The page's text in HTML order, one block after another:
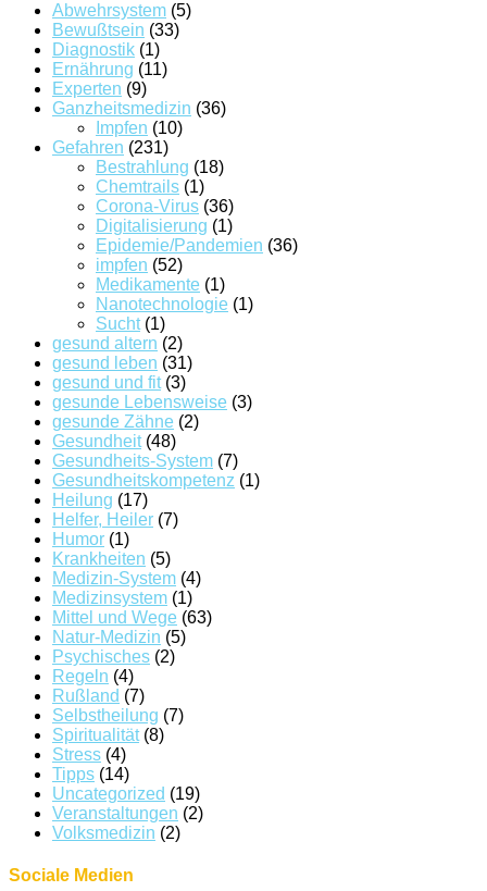
Abwehrsystem (5)
Bewußtsein (33)
Diagnostik (1)
Ernährung (11)
Experten (9)
Ganzheitsmedizin (36)
Impfen (10)
Gefahren (231)
Bestrahlung (18)
Chemtrails (1)
Corona-Virus (36)
Digitalisierung (1)
Epidemie/Pandemien (36)
impfen (52)
Medikamente (1)
Nanotechnologie (1)
Sucht(1)
gesund altern (2)
gesund leben (31)
gesund und fit(3)
gesunde Lebensweise (3)
gesunde Zähne (2)
Gesundheit(48)
Gesundheits-System (7)
Gesundheitskompetenz (1)
Heilung (17)
Helfer, Heiler (7)
Humor (1)
Krankheiten (5)
Medizin-System (4)
Medizinsystem (1)
Mittel und Wege (63)
Natur-Medizin (5)
Psychisches (2)
Regeln (4)
Rußland (7)
Selbstheilung (7)
Spiritualität(8)
Stress (4)
Tipps (14)
Uncategorized (19)
Veranstaltungen (2)
Volksmedizin (2)
Sociale Medien